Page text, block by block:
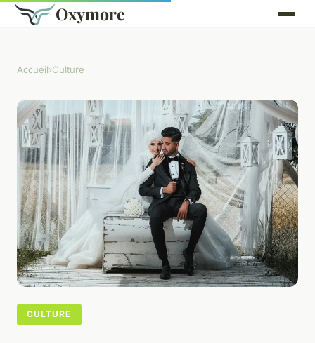
Oxymore
Accueil›Culture
CULTURE